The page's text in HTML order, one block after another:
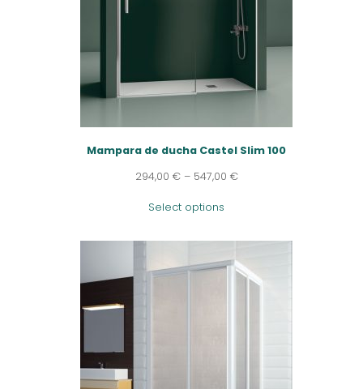
Mampara de ducha Castel Slim 100
294,00 €– 547,00 €
Select options